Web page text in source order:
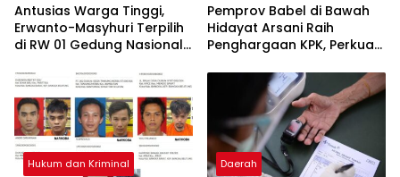
Antusias Warga Tinggi,
Erwanto-Masyhuri Terpilih
di RW 01 Gedung Nasional
Pemprov Babel di Bawah
Hidayat Arsani Raih
Penghargaan KPK, Perkuat
Good Governance
Hukum dan Kriminal Daerah